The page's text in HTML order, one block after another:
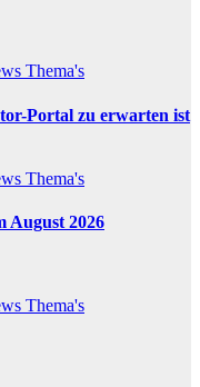
Thema's
Portal zu erwarten ist
Thema's
August 2026
Thema's